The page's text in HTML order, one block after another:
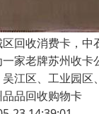
回收消费卡，中
家老牌苏州收卡
江区、工业园区
品回收购物卡